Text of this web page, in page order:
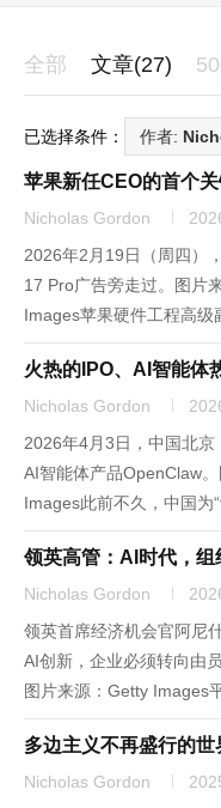
全部 文章(27)
已选择条件： 作者:
苹果新任CEO的首个
Nicholas Gordon
2026年2月19日（周四）
17 Pro广告旁走过。图片
Images苹果硬件工程高级
执行官，标志着蒂姆·库
年任期...
火热的IPO、AI智能体
Nicholas Gordon
2026年4月3日，中国北
AI智能体产品OpenClaw
Images此前不久，中国为
元。中国国家数据局局长
首次使用这一表述，并解
领英高管：AI时代，组
Nicholas Gordon
领英首席经济机会官阿尼
AI创新，企业必须转向由
图片来源：Getty Images
罪魁祸首。但领英（
纷纷推动员工应用AI，这
多边主义不再盛行的
Nicholas Gordon